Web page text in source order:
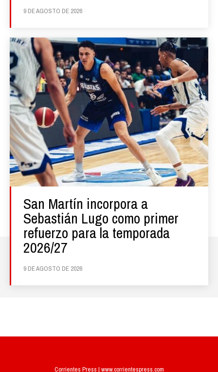
9 DE AGOSTO DE 2026
San Martín incorpora a
Sebastián Lugo como primer
refuerzo para la temporada
2026/27
9 DE AGOSTO DE 2026
Corrientes Press | www.corrientespress.com